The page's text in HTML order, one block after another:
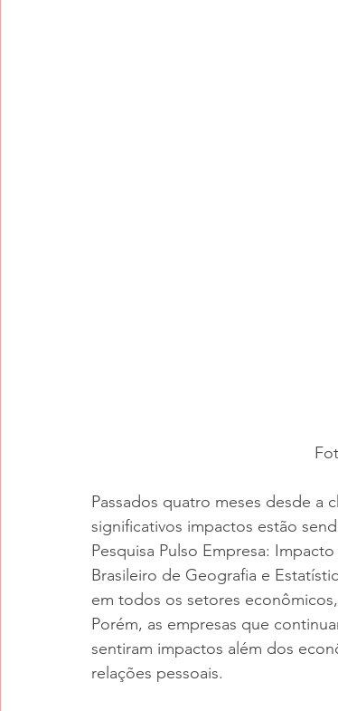
Passados quatro meses desde a
significativos impactos estão
Pesquisa Pulso Empresa:
Brasileiro de Geografia e
em todos os setores
Porém, as empresas que
sentiram impactos além dos
relações pessoais.